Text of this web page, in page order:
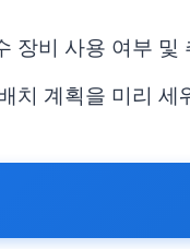
장비 사용 여부
치 계획을 미리